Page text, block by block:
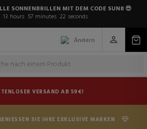
SONNENBRILLEN MIT DEM CODE SUN8 😎
13 hours 57 minutes 22 seconds
Ändern
VERSAND AB 59€!
SIE IHRE EXKLUSIVE MARKEN